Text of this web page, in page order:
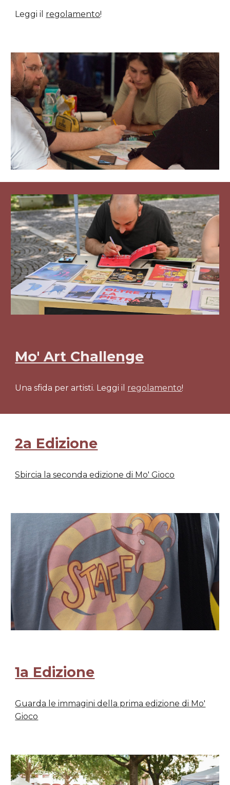
Leggi il regolamento!
Mo' Art Challenge
Una sfida per artisti. Leggi il regolamento!
2a Edizione
Sbircia la secondaedizione di Mo' Gioco
1a Edizione
Guarda le immagini della prima edizione di Mo'
Gioco